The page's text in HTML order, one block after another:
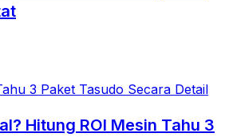
Hitung ROI Mesin Tahu 3